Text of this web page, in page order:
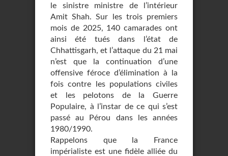
le sinistre ministre de l’intérieur
Amit Shah. Sur les trois premiers
mois de 2025, 140 camarades ont
ainsi été tués dans l’état de
Chhattisgarh, et l’attaque du 21 mai
n’est que la continuation d’une
offensive féroce d’élimination à la
fois contre les populations civiles
et les pelotons de la Guerre
Populaire, à l’instar de ce qui s’est
passé au Pérou dans les années
1980/1990.
Rappelons que la France
impérialiste est une fidèle alliée du